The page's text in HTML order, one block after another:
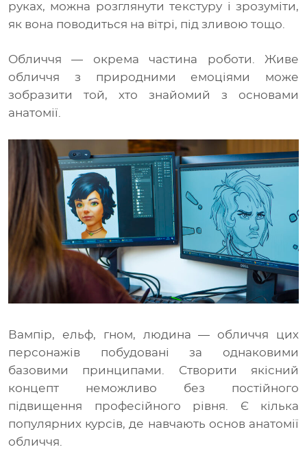
руках, можна розглянути текстуру і зрозуміти,
як вона поводиться на вітрі, під зливою тощо.
Обличчя — окрема частина роботи. Живе
обличчя з природними емоціями може
зобразити той, хто знайомий з основами
анатомії.
Вампір, ельф, гном, людина — обличчя цих
персонажів побудовані за однаковими
базовими принципами. Створити якісний
концепт неможливо без постійного
підвищення професійного рівня. Є кілька
популярних курсів, де навчають основ анатомії
обличчя.